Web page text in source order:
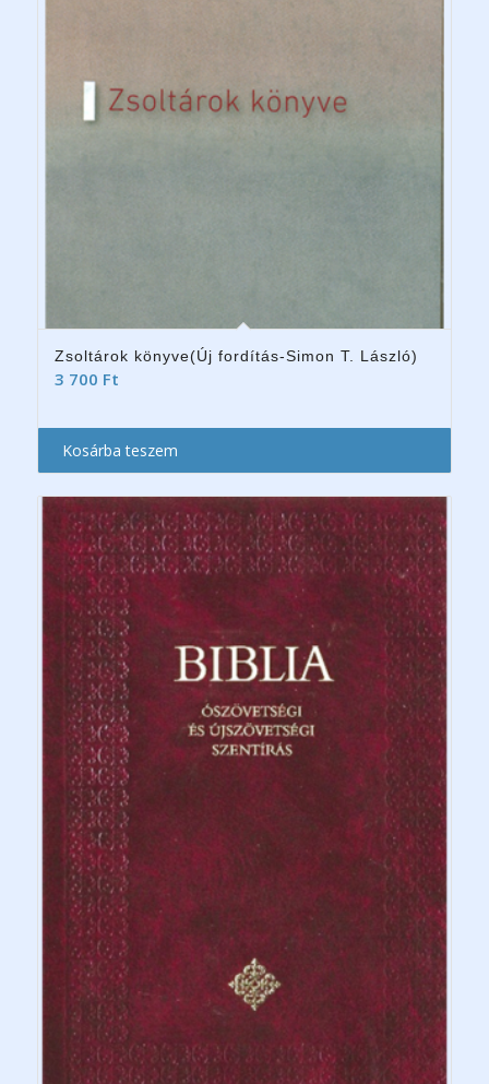
Zsoltárok könyve(Új fordítás-Simon T. László)
3 700 Ft
Kosárba teszem